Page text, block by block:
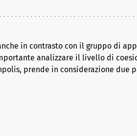
in contrasto con il gruppo di
analizzare il livello di
prende in considerazione due